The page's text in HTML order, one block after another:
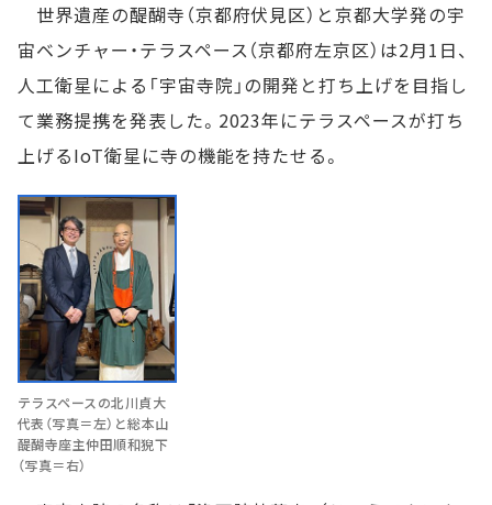
世界遺産の醍醐寺（京都府伏見区）と京都大学発の宇
宙ベンチャー・テラスペース（京都府左京区）は2月1日、
人工衛星による「宇宙寺院」の開発と打ち上げを目指し
て業務提携を発表した。2023年にテラスペースが打ち
上げるIoT衛星に寺の機能を持たせる。
テラスペースの北川貞大
代表（写真＝左）と総本山
醍醐寺座主仲田順和猊下
（写真＝右）